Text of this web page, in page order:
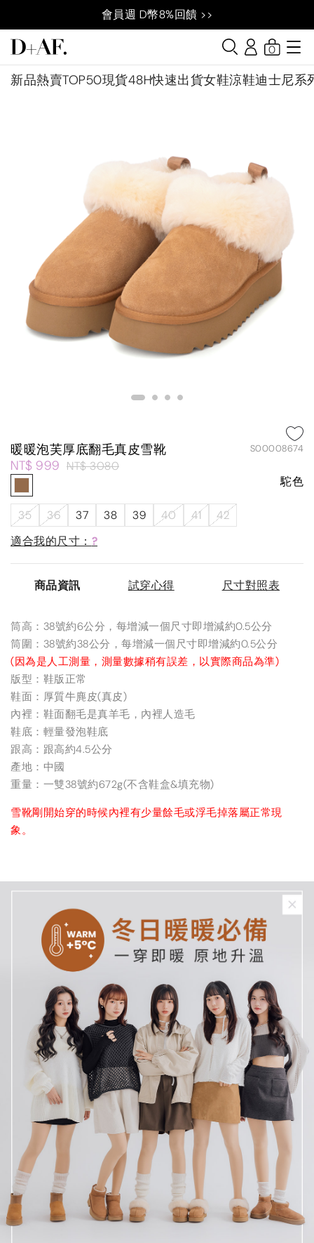
會員週 D幣8%回饋 >>
新品熱賣TOP50現貨48H快速出貨女鞋涼鞋迪士尼系
0
暖暖泡芙厚底翻毛真皮雪靴 S00008674
NT$ 999 NT$ 3080
駝色
35 36 37 38 39 40 41
42
適合我的尺寸： ?
商品資訊 試穿心得 尺寸對照表
筒高：38號約6公分，每增減一個尺寸即增減約0.5公分
筒圍：38號約38公分，每增減一個尺寸即增減約0.5公分
(因為是人工測量，測量數據稍有誤差，以實際商品為準)
版型：鞋版正常
鞋面：厚質牛麂皮(真皮)
內裡：鞋面翻毛是真羊毛，內裡人造毛
鞋底：輕量發泡鞋底
跟高：跟高約4.5公分
產地：中國
重量：一雙38號約672g(不含鞋盒&填充物)
雪靴剛開始穿的時候內裡有少量餘毛或浮毛掉落屬正常現
象。